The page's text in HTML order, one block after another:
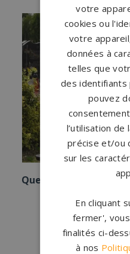
Quelles Fleurs Pour
Octobre
votre
cookies ou
votre
données à
telles que
des identifiants
pouvez
l’utilisation de
précise et/ou
sur les
En cliquant
fermer',
finalités ci-
à nos